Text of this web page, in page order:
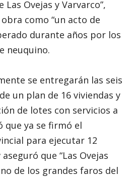
Ovejas y Varvarco”,
como “un acto de
durante años por los
neuquino.
se entregarán las seis
un plan de 16 viviendas y
de lotes con servicios a
que ya se firmó el
para ejecutar 12
que “Las Ovejas
de los grandes faros del